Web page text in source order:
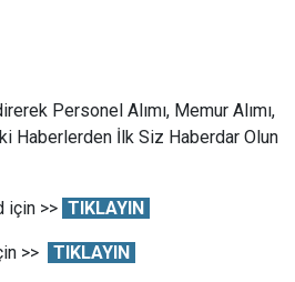
Personel Alımı, Memur Alımı,
Haberlerden İlk Siz Haberdar Olun
için >> TIKLAYIN
>> TIKLAYIN